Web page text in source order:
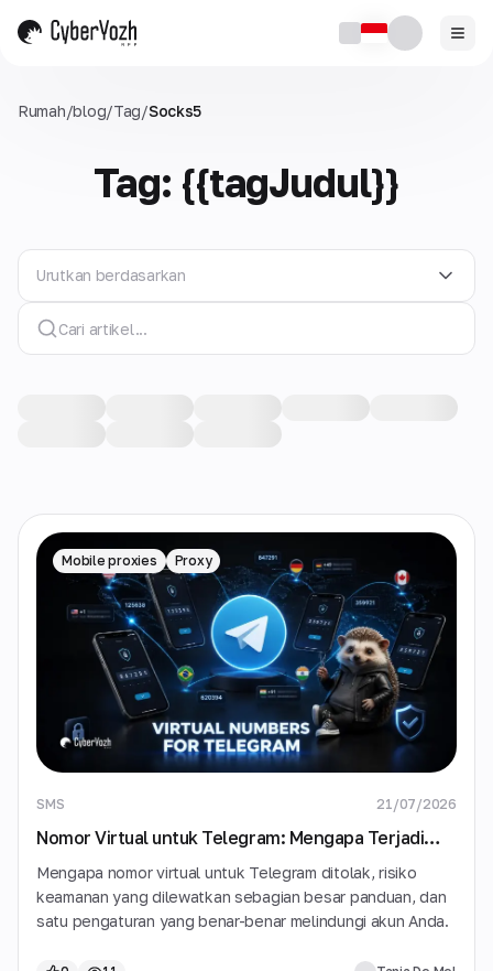
Rumah/blog/Tag/Socks5
Tag: {{tagJudul}}
Urutkan berdasarkan
Mobile proxies Proxy
SMS 21/07/2026
Nomor Virtual untuk Telegram: Mengapa Terjadi
Error «Invalid Number»
Mengapa nomor virtual untuk Telegram ditolak, risiko
keamanan yang dilewatkan sebagian besar panduan, dan
satu pengaturan yang benar-benar melindungi akun Anda.